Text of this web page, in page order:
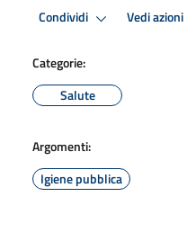
Condividi Vedi azioni
Categorie:
Salute
Argomenti:
Igiene pubblica